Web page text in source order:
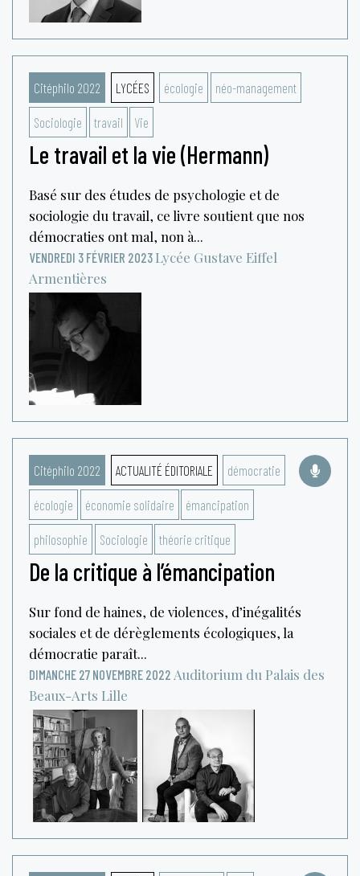
Citéphilo 2022 LYCÉES écologie néo-management
Sociologie travail Vie
Le travail et la vie (Hermann)
Basé sur des études de psychologie et de
sociologie du travail, ce livre soutient que nos
démocraties ont mal, non à...
VENDREDI 3 FÉVRIER 2023 Lycée Gustave Eiffel
Armentières
Citéphilo 2022 ACTUALITÉ ÉDITORIALE démocratie
écologie économie solidaire émancipation
philosophie Sociologie théorie critique
De la critique à l’émancipation
Sur fond de haines, de violences, d’inégalités
sociales et de dérèglements écologiques, la
démocratie paraît...
DIMANCHE 27 NOVEMBRE 2022 Auditorium du Palais des
Beaux-Arts Lille